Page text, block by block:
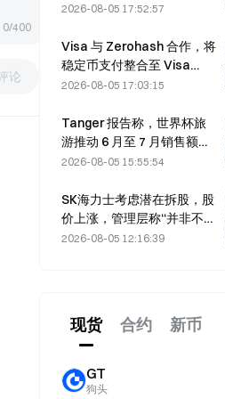
0/400
论
低3亿美元，股价下跌
2026-08-05 17:52:57
Visa 与 Zerohash 合作，将
稳定币支付整合至 Visa
Direct
2026-08-05 17:03:15
Tanger 报告称，世界杯旅
游推动 6 月至 7 月销售额增
长 5%
2026-08-05 15:55:54
SK海力士考虑潜在拆股，股
价上涨，管理层称“并非不可
能”
2026-08-05 12:16:39
现货 合约 新币
GT
狗头